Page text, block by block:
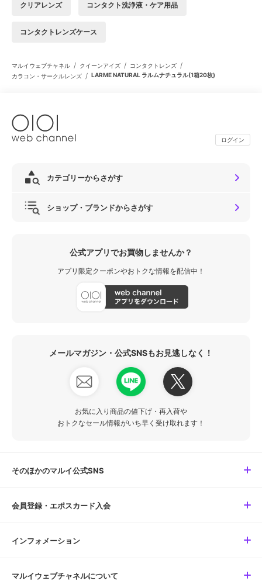
クリアレンズ コンタクト洗浄液・ケア用品
コンタクトレンズケース
マルイウェブチャネル / クイーンアイズ / コンタクトレンズ /
カラコン・サークルレンズ / LARME NATURAL ラルムナチュラル(1箱20枚)
ログイン
カテゴリーからさがす
ショップ・ブランドからさがす
公式アプリでお買物しませんか？
アプリ限定クーポンやおトクな情報を配信中！
メールマガジン・公式SNSもお見逃しなく！
お気に入り商品の値下げ・再入荷や
おトクなセール情報がいち早く受け取れます！
そのほかのマルイ公式SNS
会員登録・エポスカード入会
インフォメーション
マルイウェブチャネルについて